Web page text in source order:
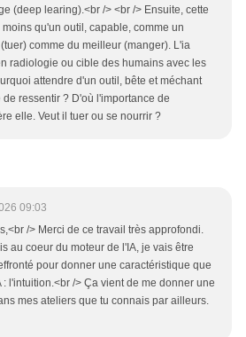
(deep learing).<br /> <br /> Ensuite, cette
moins qu'un outil, capable, comme un
comme du meilleur (manger). L'ia
radiologie ou cible des humains avec les
attendre d'un outil, bête et méchant
ressentir ? D'où l'importance de
elle. Veut il tuer ou se nourrir ?
09:03
/> Merci de ce travail très approfondi.
au coeur du moteur de l'IA, je vais être
pour donner une caractéristique que
: l'intuition.<br /> Ça vient de me donner une
mes ateliers que tu connais par ailleurs.